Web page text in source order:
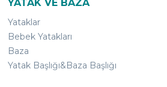
YATAK VE BAZA
Yataklar
Bebek Yatakları
Baza
Yatak Başlığı&Baza Başlığı